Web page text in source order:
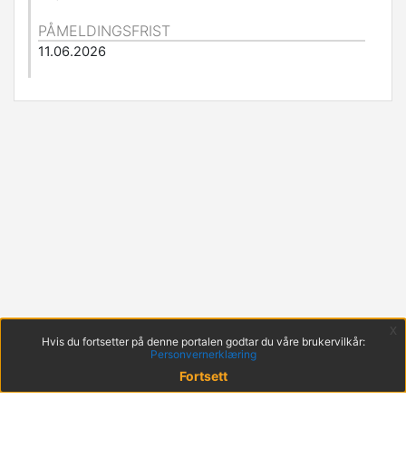
PÅMELDINGSFRIST
11.06.2026
Hvis du fortsetter på denne portalen godtar du våre brukervilkår:
Personvernerklæring
Fortsett
x